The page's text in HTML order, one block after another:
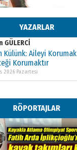
YAZARLAR
Aileyi Korumak
2026 Pazartesi
GÜLERCİ
Külünk: Aileyi Korumak
Korumaktır
2026 Pazartesi
Külünk: Aileyi Korumak
Korumaktır
2026 Pazartesi
RÖPORTAJLAR